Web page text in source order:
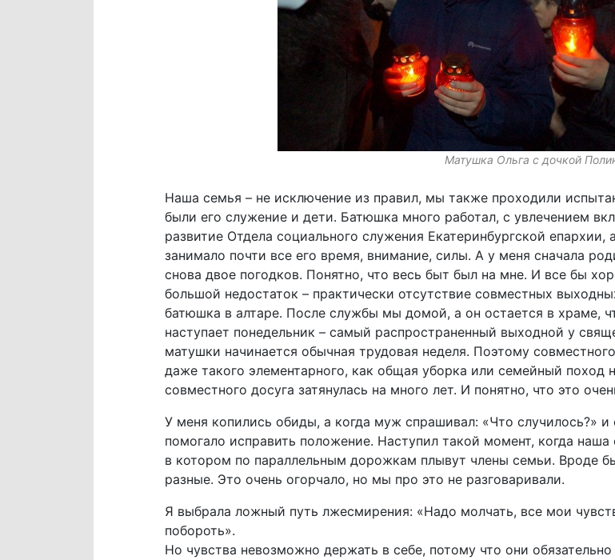
Матушка Ольга с дочкой
Наша семья – не исключение из правил, мы также проходили
были его служение и дети. Батюшка много работал, с увлечением
развитие Отдела социального служения Екатеринбургской
занимало почти все его время, внимание, силы. А у меня сначала
снова двое погодков. Понятно, что весь быт был на мне. И все бы
большой недостаток – практически отсутствие совместных
батюшка в алтаре. После службы мы домой, а он остается в храме,
наступает понедельник – самый распространенный выходной у
матушки начинается обычная трудовая неделя. Поэтому
даже такого элементарного, как общая уборка или семейный поход
совместного досуга затянулась на много лет. И понятно, что это
У меня копились обиды, а когда муж спрашивал: «Что случилось?»
помогало исправить положение. Наступил такой момент, когда
в котором по параллельным дорожкам плывут члены семьи. Вроде
разные. Это очень огорчало, но мы про это не разговаривали.
Я выбрала ложный путь лжесмирения: «Надо молчать, все мои
побороть».
Но чувства невозможно держать в себе, потому что они